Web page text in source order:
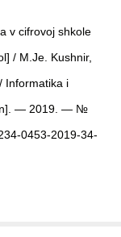
v cifrovoj shkole
/ M.Je. Kushnir,
Informatika i
— 2019. — №
0453-2019-34-